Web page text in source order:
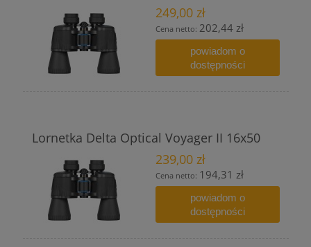
249,00 zł
Cena netto: 202,44 zł
powiadom o
dostępności
Lornetka Delta Optical Voyager II 16x50
239,00 zł
Cena netto: 194,31 zł
powiadom o
dostępności